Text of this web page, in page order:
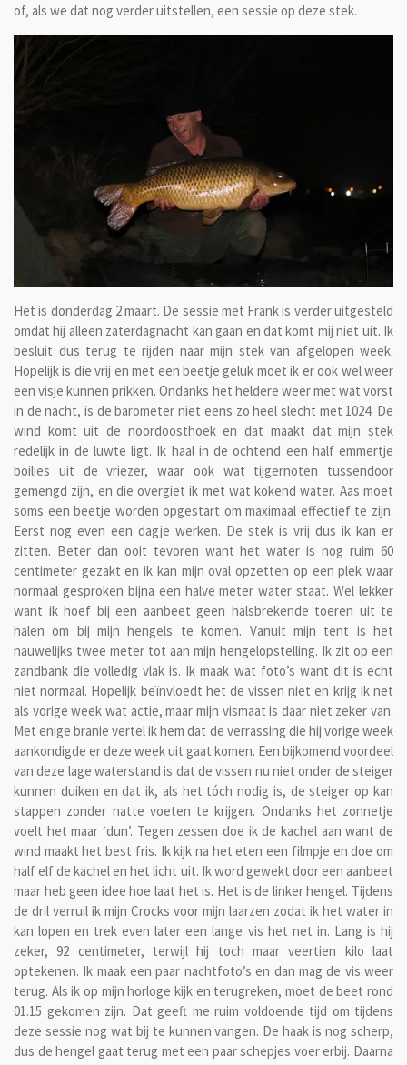
of, als we dat nog verder uitstellen, een sessie op deze stek.
Het is donderdag 2 maart. De sessie met Frank is verder uitgesteld
omdat hij alleen zaterdagnacht kan gaan en dat komt mij niet uit. Ik
besluit dus terug te rijden naar mijn stek van afgelopen week.
Hopelijk is die vrij en met een beetje geluk moet ik er ook wel weer
een visje kunnen prikken. Ondanks het heldere weer met wat vorst
in de nacht, is de barometer niet eens zo heel slecht met 1024. De
wind komt uit de noordoosthoek en dat maakt dat mijn stek
redelijk in de luwte ligt. Ik haal in de ochtend een half emmertje
boilies uit de vriezer, waar ook wat tijgernoten tussendoor
gemengd zijn, en die overgiet ik met wat kokend water. Aas moet
soms een beetje worden opgestart om maximaal effectief te zijn.
Eerst nog even een dagje werken. De stek is vrij dus ik kan er
zitten. Beter dan ooit tevoren want het water is nog ruim 60
centimeter gezakt en ik kan mijn oval opzetten op een plek waar
normaal gesproken bijna een halve meter water staat. Wel lekker
want ik hoef bij een aanbeet geen halsbrekende toeren uit te
halen om bij mijn hengels te komen. Vanuit mijn tent is het
nauwelijks twee meter tot aan mijn hengelopstelling. Ik zit op een
zandbank die volledig vlak is. Ik maak wat foto’s want dit is echt
niet normaal. Hopelijk beïnvloedt het de vissen niet en krijg ik net
als vorige week wat actie, maar mijn vismaat is daar niet zeker van.
Met enige branie vertel ik hem dat de verrassing die hij vorige week
aankondigde er deze week uit gaat komen. Een bijkomend voordeel
van deze lage waterstand is dat de vissen nu niet onder de steiger
kunnen duiken en dat ik, als het tóch nodig is, de steiger op kan
stappen zonder natte voeten te krijgen. Ondanks het zonnetje
voelt het maar ‘dun’. Tegen zessen doe ik de kachel aan want de
wind maakt het best fris. Ik kijk na het eten een filmpje en doe om
half elf de kachel en het licht uit. Ik word gewekt door een aanbeet
maar heb geen idee hoe laat het is. Het is de linker hengel. Tijdens
de dril verruil ik mijn Crocks voor mijn laarzen zodat ik het water in
kan lopen en trek even later een lange vis het net in. Lang is hij
zeker, 92 centimeter, terwijl hij toch maar veertien kilo laat
optekenen. Ik maak een paar nachtfoto’s en dan mag de vis weer
terug. Als ik op mijn horloge kijk en terugreken, moet de beet rond
01.15 gekomen zijn. Dat geeft me ruim voldoende tijd om tijdens
deze sessie nog wat bij te kunnen vangen. De haak is nog scherp,
dus de hengel gaat terug met een paar schepjes voer erbij. Daarna